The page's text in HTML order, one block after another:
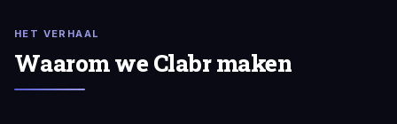
HET VERHAAL
Waarom we Clabr maken